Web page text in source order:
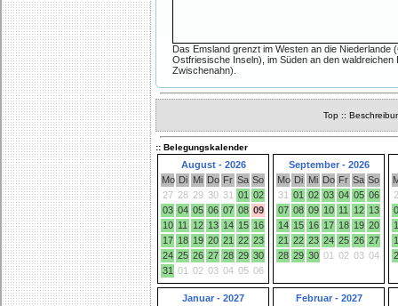
Das Emsland grenzt im Westen an die
Ostfriesische Inseln), im Süden an den
Zwischenahn).
Top ::
:: Belegungskalender
August - 2026
Mo Di Mi Do Fr Sa So
27 28 29 30 31 01
02
03 04 05 06 07 08 09
10 11 12 13 14 15 16
17 18 19 20 21 22 23
24 25 26 27 28 29 30
31
01 02 03 04 05 06
September - 2026
Mo Di Mi Do Fr Sa So
31
01 02 03 04 05 06
07 08 09 10 11 12 13
14 15 16 17 18 19 20
21
22 23 24 25 26 27
28 29 30 01 02 03 04
Januar - 2027
Februar - 2027